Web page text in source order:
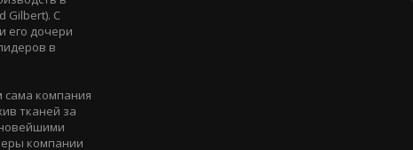
Gilbert). С
его дочери
в
сама компания
тканей за
компании